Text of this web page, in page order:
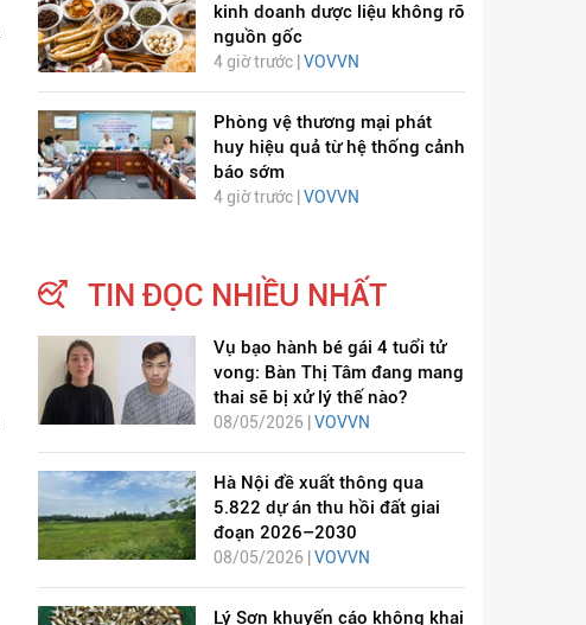
kinh doanh dược liệu không rõ
nguồn gốc
4 giờ trước | VOVVN
Phòng vệ thương mại phát
huy hiệu quả từ hệ thống cảnh
báo sớm
4 giờ trước | VOVVN
TIN ĐỌC NHIỀU NHẤT
Vụ bạo hành bé gái 4 tuổi tử
vong: Bàn Thị Tâm đang mang
thai sẽ bị xử lý thế nào?
08/05/2026 | VOVVN
Hà Nội đề xuất thông qua
5.822 dự án thu hồi đất giai
đoạn 2026–2030
08/05/2026 | VOVVN
Lý Sơn khuyến cáo không khai